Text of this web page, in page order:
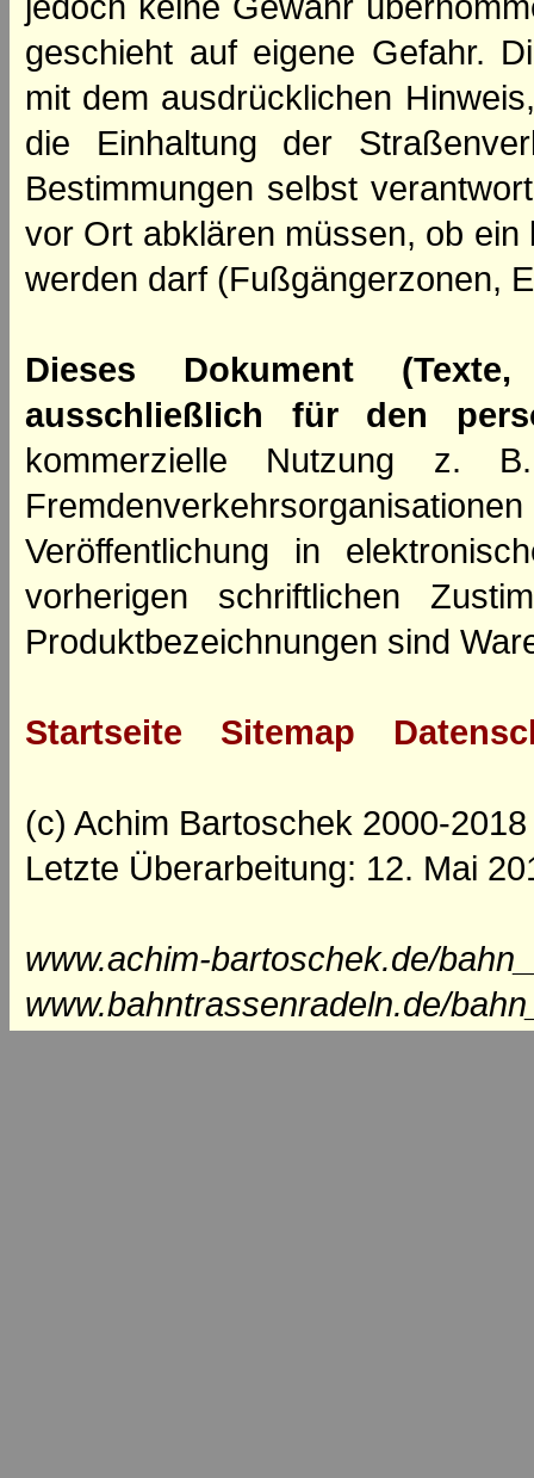
geschieht auf eigene Gefahr.
mit dem ausdrücklichen
die Einhaltung der
Bestimmungen selbst
vor Ort abklären müssen, ob
werden darf (Fußgängerzonen,
Dieses Dokument
ausschließlich für den
kommerzielle Nutzung z.
Veröffentlichung in
vorherigen schriftlichen
Produktbezeichnungen sind
Startseite Sitemap
(c) Achim Bartoschek 2000-2018
Letzte Überarbeitung: 12. Mai
www.achim-bartoschek.de/
www.bahntrassenradeln.de/